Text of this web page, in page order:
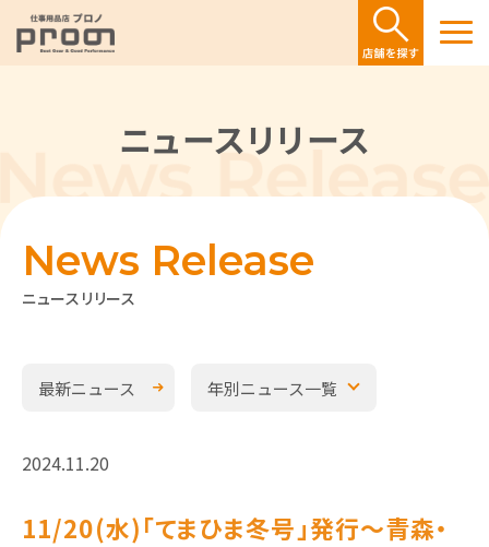
ニュースリリース
ニュースリリース
News Release
最新ニュース 年別ニュース一覧
2024.11.20
11/20(水)｢てまひま冬号｣発行～青森・